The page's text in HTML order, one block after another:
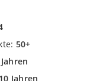
50+
10 Jahren